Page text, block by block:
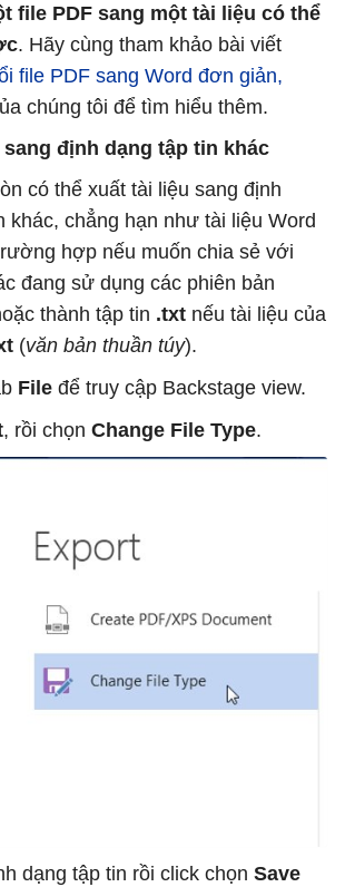
file PDF sang một tài liệu có thể
. Hãy cùng tham khảo bài viết
file PDF sang Word đơn giản,
chúng tôi để tìm hiểu thêm.
sang định dạng tập tin khác
có thể xuất tài liệu sang định
khác, chẳng hạn như tài liệu Word
hợp nếu muốn chia sẻ với
đang sử dụng các phiên bản
thành tập tin .txt nếu tài liệu của
(văn bản thuần túy).
File để truy cập Backstage view.
, rồi chọn Change File Type.
dạng tập tin rồi click chọn Save